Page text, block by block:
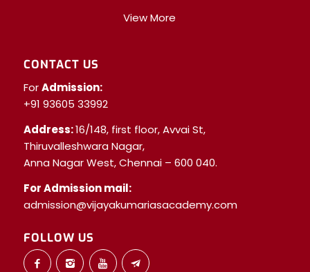
View More
CONTACT US
ForAdmission:
+91 93605 33992
Address:16/148, first floor, Avvai St,
Thiruvalleshwara Nagar,
Anna Nagar West, Chennai – 600 040.
For Admission mail:
admission@vijayakumariasacademy.com
FOLLOW US